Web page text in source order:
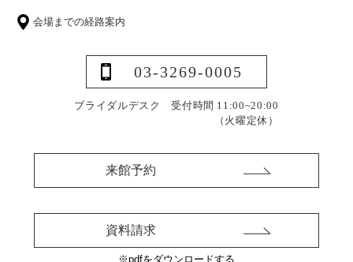
会場までの経路案内
03-3269-0005
ブライダルデスク 受付時間 11:00~20:00
（火曜定休）
来館予約
資料請求
※pdfをダウンロードする